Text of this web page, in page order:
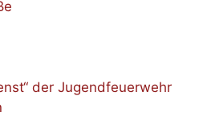
der Jugendfeuerwehr